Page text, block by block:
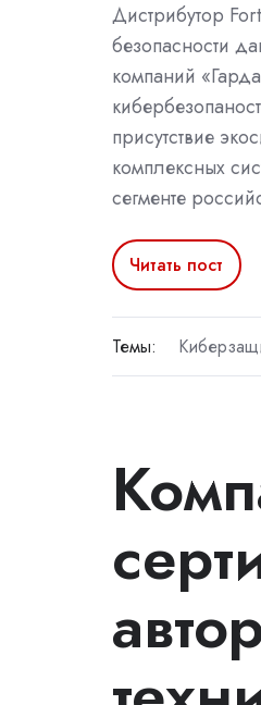
Дистрибутор
безопасности
компаний
присутствие
комплексных
сегменте
Читать пост
Темы: